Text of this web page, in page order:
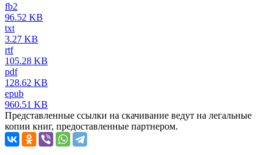
fb2
96.52 KB
txt
3.27 KB
rtf
105.28 KB
pdf
128.62 KB
epub
960.51 KB
Представленные ссылки на скачивание ведут на легальные
копии книг, предоставленные партнером.